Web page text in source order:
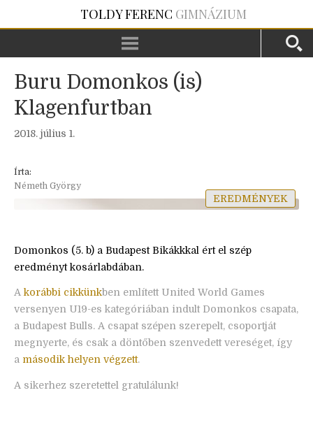
TOLDY FERENC GIMNÁZIUM
Buru Domonkos (is)
Klagenfurtban
2018. július 1.
Írta:
Németh György
EREDMÉNYEK
Domonkos (5. b) a Budapest Bikákkkal ért el szép
eredményt kosárlabdában.
A korábbi cikkünkben említett United World Games
versenyen U19-es kategóriában indult Domonkos csapata,
a Budapest Bulls. A csapat szépen szerepelt, csoportját
megnyerte, és csak a döntőben szenvedett vereséget, így
a második helyen végzett.
A sikerhez szeretettel gratulálunk!